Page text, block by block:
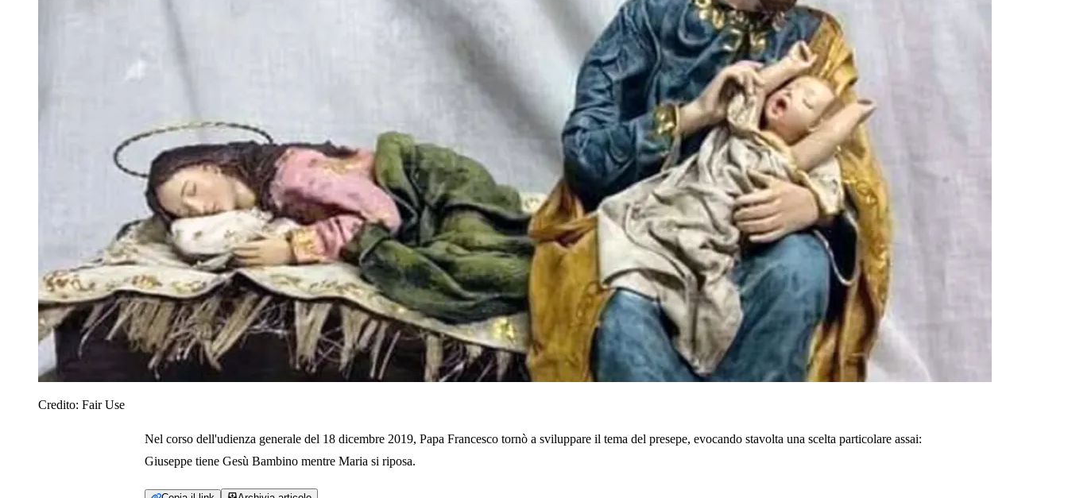
Credito: Fair Use
Nel corso dell'udienza generale del 18 dicembre 2019, Papa Francesco tornò a sviluppare il tema del presepe, evocando stavolta una scelta particolare assai:
Giuseppe tiene Gesù Bambino mentre Maria si riposa.